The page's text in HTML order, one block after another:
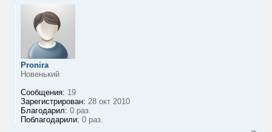
Pronira
Новенький
Сообщения: 19
Зарегистрирован: 28 окт 2010
Благодарил: 0 раз.
Поблагодарили: 0 раз.